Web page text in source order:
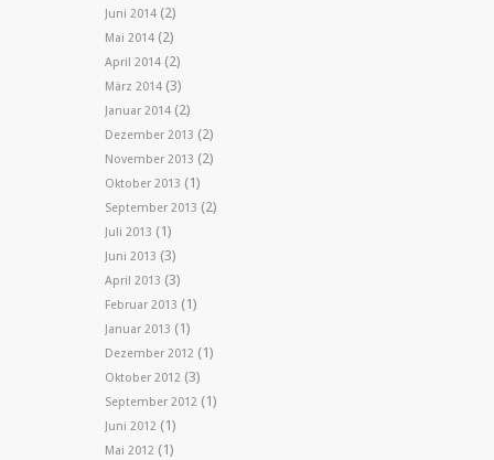
Juni 2014 (2)
Mai 2014 (2)
April 2014 (2)
März 2014 (3)
Januar 2014 (2)
Dezember 2013 (2)
November 2013 (2)
Oktober 2013 (1)
September 2013 (2)
Juli 2013 (1)
Juni 2013 (3)
April 2013 (3)
Februar 2013 (1)
Januar 2013 (1)
Dezember 2012 (1)
Oktober 2012 (3)
September 2012 (1)
Juni 2012 (1)
Mai 2012 (1)